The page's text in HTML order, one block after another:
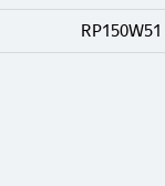
RP150W51